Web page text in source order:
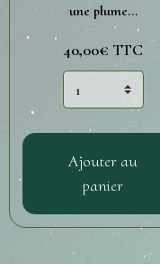
une plume...
40,00€ TTC
Ajouter au
panier